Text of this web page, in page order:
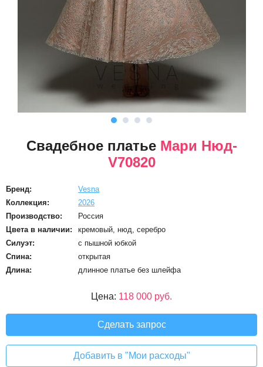
Свадебное платье Мари Нюд-
V70820
Бренд:
Vesna
Коллекция:
2026
Производство:
Россия
Цвета в наличии:
кремовый, нюд, серебро
Силуэт:
с пышной юбкой
Спина:
открытая
Длина:
длинное платье без шлейфа
Цена: 118 000 руб.
Сделать запрос
Добавить в "Мои расходы"